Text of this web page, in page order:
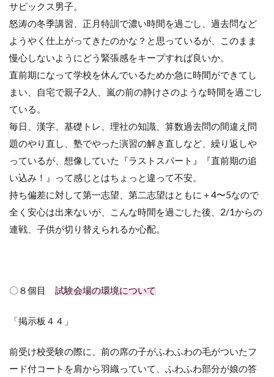
サピックス男子。
怒涛の冬季講習、正月特訓で濃い時間を過ごし、過去問など
ようやく仕上がってきたのかな？と思っているが、このまま
慢心しないようにどう緊張感をキープすれば良いか。
直前期になって学校を休んでいるためか急に時間ができてし
まい、自宅で親子2 人、嵐の前の静けさのような時間を過ごし
ている。
毎日、漢字、基礎トレ、理社の知識、算数過去問の間違え問
題のやり直し、塾でやった演習の解き直しなど、繰り返しや
っているが、想像していた『ラストスパート』『直前期の追
い込み！』って感じとはちょっと違って不安。
持ち偏差に対して第一志望、第二志望はともに＋4〜5なので
全く安心は出来ないが、こんな時間を過ごした後、 2/1からの
連戦、子供が切り替えられるか心配。
〇８個目 試験会場の環境について
「掲示板４４」
前受け校受験の際に、前の席の子がふわふわの毛がついたフ
ード付コートを肩から羽織っていて、ふわふわ部分が娘の答